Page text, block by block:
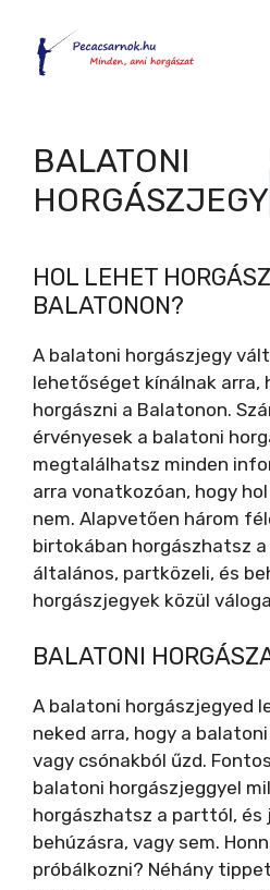
tartalomba
BALATONI
HORGÁSZJEGY
HOL LEHET
BALATONON?
A balatoni horgászjegy
lehetőséget kínálnak arra,
horgászni a Balatonon.
érvényesek a balatoni
megtalálhatsz minden
arra vonatkozóan, hogy
nem. Alapvetően három
birtokában horgászhatsz
általános, partközeli, és
horgászjegyek közül
BALATONI
A balatoni horgászjegyed
neked arra, hogy a
vagy csónakból űzd.
balatoni horgászjeggyel
horgászhatsz a parttól, és
behúzásra, vagy sem.
próbálkozni? Néhány